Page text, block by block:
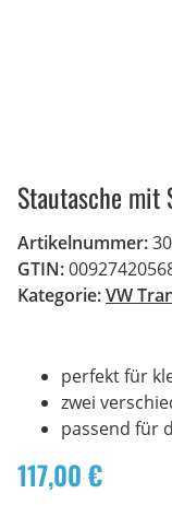
Stautasche mit
Artikelnummer:
GTIN:
Kategorie:VW
perfekt für
zwei
passend für
117,00 €